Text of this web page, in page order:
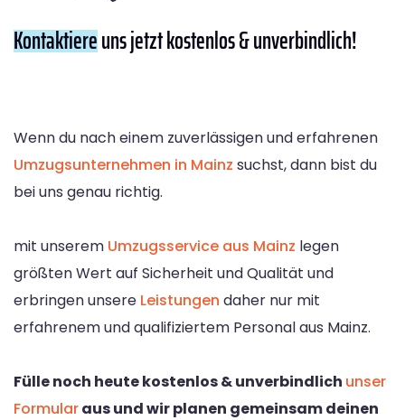
Kontaktiereuns jetzt kostenlos & unverbindlich!
Wenn du nach einem zuverlässigen und erfahrenen
Umzugsunternehmen in Mainz suchst, dann bist du
bei uns genau richtig.
mit unserem Umzugsservice aus Mainz legen
größten Wert auf Sicherheit und Qualität und
erbringen unsere Leistungen daher nur mit
erfahrenem und qualifiziertem Personal aus Mainz.
Fülle noch heute kostenlos & unverbindlich unser
Formularaus und wir planen gemeinsam deinen